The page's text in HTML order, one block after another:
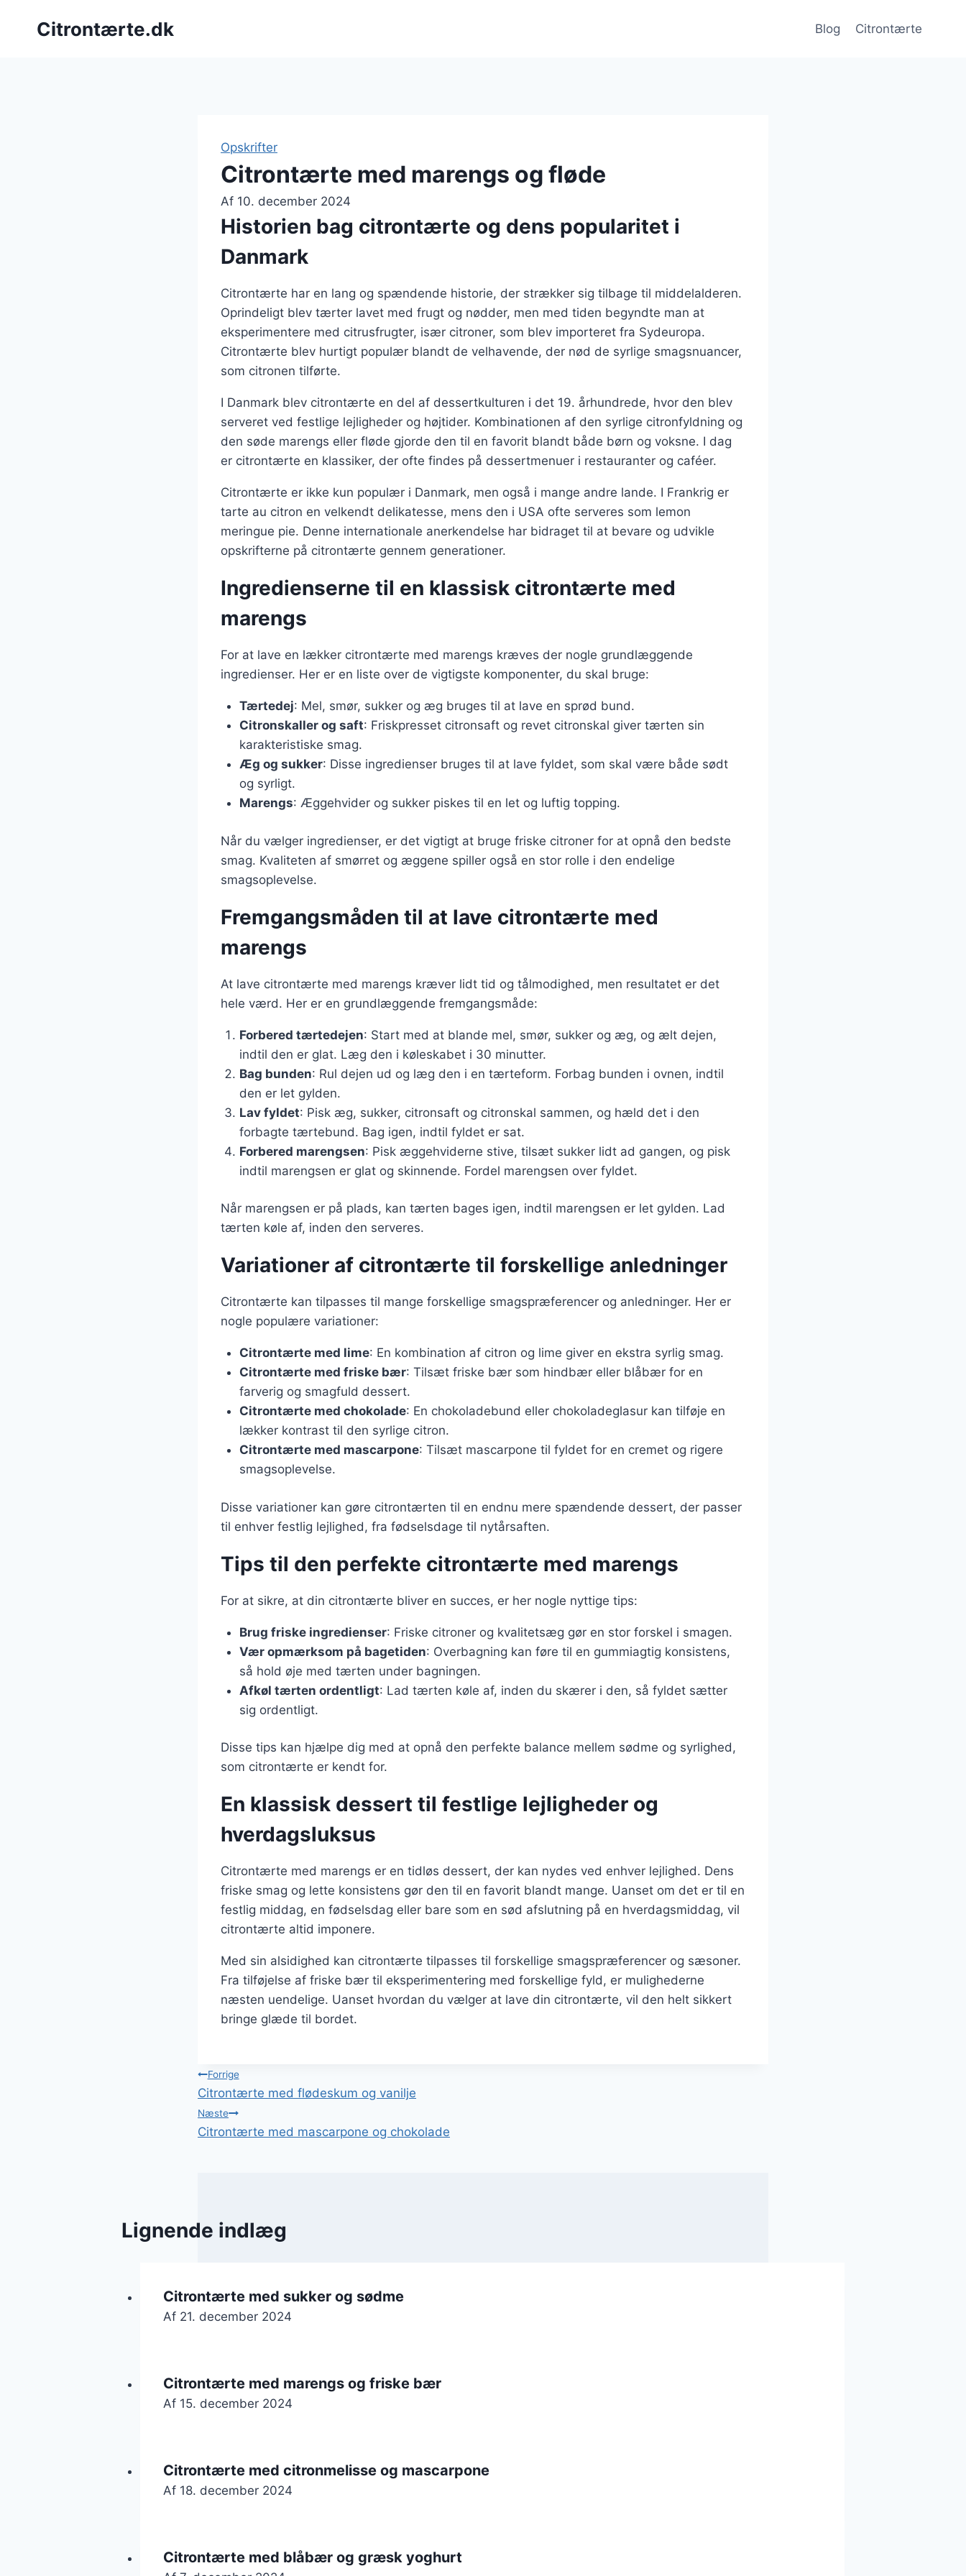
Citrontærte.dk Blog Citrontærte
Opskrifter
Citrontærte med marengs og fløde
Af 10. december 2024
Historien bag citrontærte og dens popularitet i
Danmark
Citrontærte har en lang og spændende historie, der strækker sig tilbage til middelalderen.
Oprindeligt blev tærter lavet med frugt og nødder, men med tiden begyndte man at
eksperimentere med citrusfrugter, især citroner, som blev importeret fra Sydeuropa.
Citrontærte blev hurtigt populær blandt de velhavende, der nød de syrlige smagsnuancer,
som citronen tilførte.
I Danmark blev citrontærte en del af dessertkulturen i det 19. århundrede, hvor den blev
serveret ved festlige lejligheder og højtider. Kombinationen af den syrlige citronfyldning og
den søde marengs eller fløde gjorde den til en favorit blandt både børn og voksne. I dag
er citrontærte en klassiker, der ofte findes på dessertmenuer i restauranter og caféer.
Citrontærte er ikke kun populær i Danmark, men også i mange andre lande. I Frankrig er
tarte au citron en velkendt delikatesse, mens den i USA ofte serveres som lemon
meringue pie. Denne internationale anerkendelse har bidraget til at bevare og udvikle
opskrifterne på citrontærte gennem generationer.
Ingredienserne til en klassisk citrontærte med
marengs
For at lave en lækker citrontærte med marengs kræves der nogle grundlæggende
ingredienser. Her er en liste over de vigtigste komponenter, du skal bruge:
Tærtedej: Mel, smør, sukker og æg bruges til at lave en sprød bund.
Citronskaller og saft: Friskpresset citronsaft og revet citronskal giver tærten sin
karakteristiske smag.
Æg og sukker: Disse ingredienser bruges til at lave fyldet, som skal være både sødt
og syrligt.
Marengs: Æggehvider og sukker piskes til en let og luftig topping.
Når du vælger ingredienser, er det vigtigt at bruge friske citroner for at opnå den bedste
smag. Kvaliteten af smørret og æggene spiller også en stor rolle i den endelige
smagsoplevelse.
Fremgangsmåden til at lave citrontærte med
marengs
At lave citrontærte med marengs kræver lidt tid og tålmodighed, men resultatet er det
hele værd. Her er en grundlæggende fremgangsmåde:
Forbered tærtedejen: Start med at blande mel, smør, sukker og æg, og ælt dejen,
indtil den er glat. Læg den i køleskabet i 30 minutter.
Bag bunden: Rul dejen ud og læg den i en tærteform. Forbag bunden i ovnen, indtil
den er let gylden.
Lav fyldet: Pisk æg, sukker, citronsaft og citronskal sammen, og hæld det i den
forbagte tærtebund. Bag igen, indtil fyldet er sat.
Forbered marengsen: Pisk æggehviderne stive, tilsæt sukker lidt ad gangen, og pisk
indtil marengsen er glat og skinnende. Fordel marengsen over fyldet.
Når marengsen er på plads, kan tærten bages igen, indtil marengsen er let gylden. Lad
tærten køle af, inden den serveres.
Variationer af citrontærte til forskellige anledninger
Citrontærte kan tilpasses til mange forskellige smagspræferencer og anledninger. Her er
nogle populære variationer:
Citrontærte med lime: En kombination af citron og lime giver en ekstra syrlig smag.
Citrontærte med friske bær: Tilsæt friske bær som hindbær eller blåbær for en
farverig og smagfuld dessert.
Citrontærte med chokolade: En chokoladebund eller chokoladeglasur kan tilføje en
lækker kontrast til den syrlige citron.
Citrontærte med mascarpone: Tilsæt mascarpone til fyldet for en cremet og rigere
smagsoplevelse.
Disse variationer kan gøre citrontærten til en endnu mere spændende dessert, der passer
til enhver festlig lejlighed, fra fødselsdage til nytårsaften.
Tips til den perfekte citrontærte med marengs
For at sikre, at din citrontærte bliver en succes, er her nogle nyttige tips:
Brug friske ingredienser: Friske citroner og kvalitetsæg gør en stor forskel i smagen.
Vær opmærksom på bagetiden: Overbagning kan føre til en gummiagtig konsistens,
så hold øje med tærten under bagningen.
Afkøl tærten ordentligt: Lad tærten køle af, inden du skærer i den, så fyldet sætter
sig ordentligt.
Disse tips kan hjælpe dig med at opnå den perfekte balance mellem sødme og syrlighed,
som citrontærte er kendt for.
En klassisk dessert til festlige lejligheder og
hverdagsluksus
Citrontærte med marengs er en tidløs dessert, der kan nydes ved enhver lejlighed. Dens
friske smag og lette konsistens gør den til en favorit blandt mange. Uanset om det er til en
festlig middag, en fødselsdag eller bare som en sød afslutning på en hverdagsmiddag, vil
citrontærte altid imponere.
Med sin alsidighed kan citrontærte tilpasses til forskellige smagspræferencer og sæsoner.
Fra tilføjelse af friske bær til eksperimentering med forskellige fyld, er mulighederne
næsten uendelige. Uanset hvordan du vælger at lave din citrontærte, vil den helt sikkert
bringe glæde til bordet.
Indlægsnavigation
Forrige
Citrontærte med flødeskum og vanilje
Næste
Citrontærte med mascarpone og chokolade
Lignende indlæg
Citrontærte med sukker og sødme
Af 21. december 2024
Citrontærte med marengs og friske bær
Af 15. december 2024
Citrontærte med citronmelisse og mascarpone
Af 18. december 2024
Citrontærte med blåbær og græsk yoghurt